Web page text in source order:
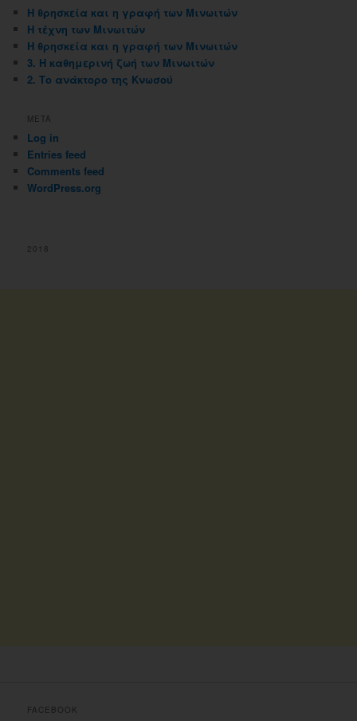
Η θρησκεία και η γραφή των Μινωιτών
Η τέχνη των Μινωιτών
Η θρησκεία και η γραφή των Μινωιτών
3. Η καθημερινή ζωή των Μινωιτών
2. Το ανάκτορο της Κνωσού
META
Log in
Entries feed
Comments feed
WordPress.org
2018
FACEBOOK